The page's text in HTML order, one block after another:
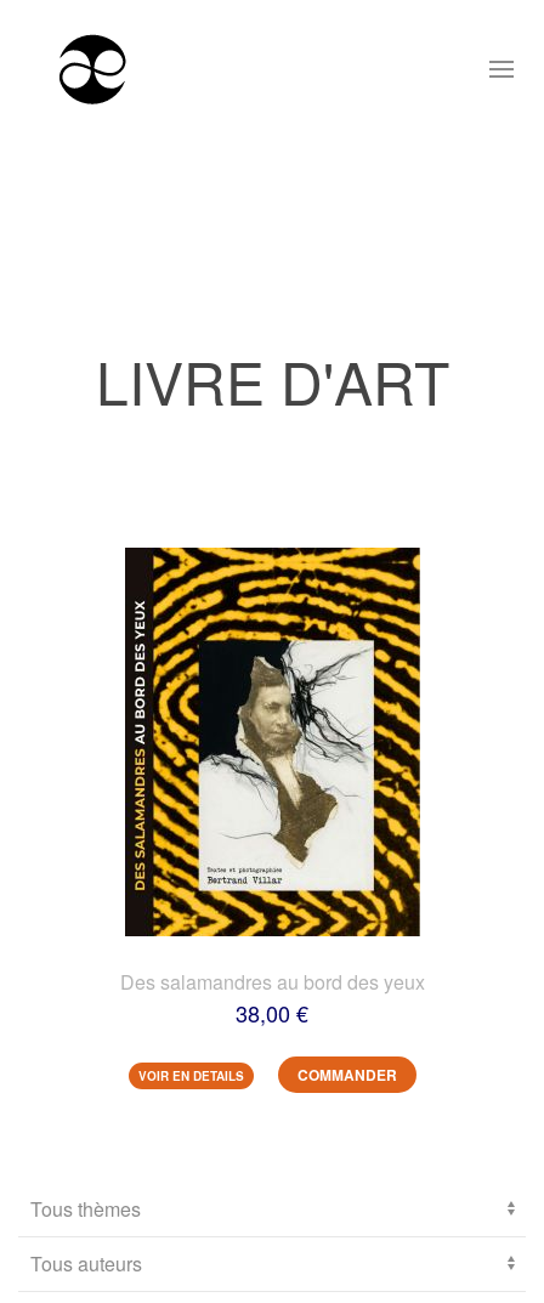
LIVRE D'ART
Des salamandres au bord des yeux
38,00 €
VOIR EN DETAILS COMMANDER